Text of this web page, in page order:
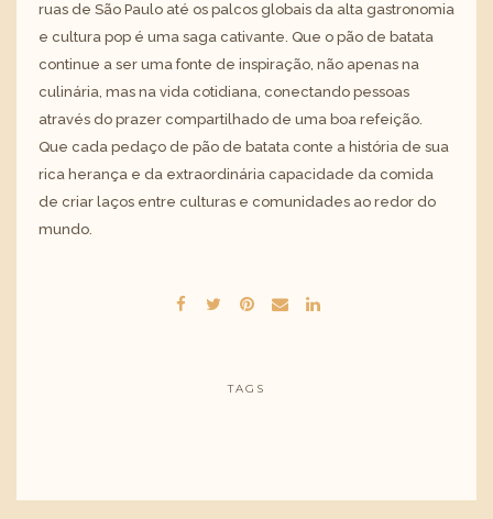
ruas de São Paulo até os palcos globais da alta gastronomia
e cultura pop é uma saga cativante. Que o pão de batata
continue a ser uma fonte de inspiração, não apenas na
culinária, mas na vida cotidiana, conectando pessoas
através do prazer compartilhado de uma boa refeição.
Que cada pedaço de pão de batata conte a história de sua
rica herança e da extraordinária capacidade da comida
de criar laços entre culturas e comunidades ao redor do
mundo.
TAGS